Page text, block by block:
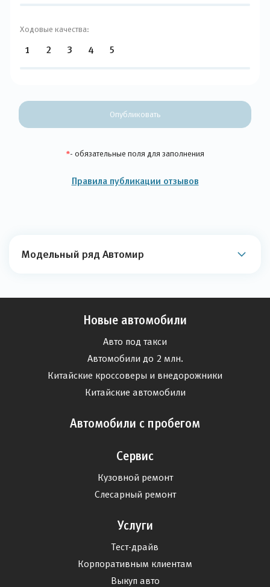
Ходовые качества:
1 2 3 4 5
Опубликовать
*- обязательные поля для заполнения
Правила публикации отзывов
Модельный ряд Автомир
Новые автомобили
Авто под такси
Автомобили до 2 млн.
Китайские кроссоверы и внедорожники
Китайские автомобили
Автомобили с пробегом
Сервис
Кузовной ремонт
Слесарный ремонт
Услуги
Тест-драйв
Корпоративным клиентам
Выкуп авто